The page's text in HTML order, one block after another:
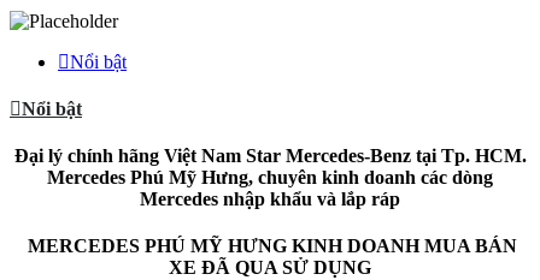
Nổi bật
Nổi bật
Đại lý chính hãng Việt Nam Star Mercedes-Benz tại Tp. HCM.
Mercedes Phú Mỹ Hưng, chuyên kinh doanh các dòng
Mercedes nhập khẩu và lắp ráp
MERCEDES PHÚ MỸ HƯNG KINH DOANH MUA BÁN
XE ĐÃ QUA SỬ DỤNG